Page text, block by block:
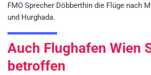
FMO Sprecher Döbberthin die Flüge nach
und Hurghada.
Auch Flughafen Wien
betroffen